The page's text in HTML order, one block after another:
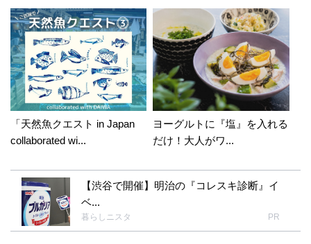
「天然魚クエスト in Japan
collaborated wi...
ヨーグルトに『塩』を入れる
だけ！大人がワ...
【渋谷で開催】明治の『コレスキ診断』イ
ベ...
暮らしニスタ PR